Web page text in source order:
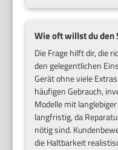
Wie oft willst du den
Die Frage hilft dir, die
den gelegentlichen
Gerät ohne viele
häufigen Gebrauch,
Modelle mit
langfristig, da
nötig sind.
die Haltbarkeit